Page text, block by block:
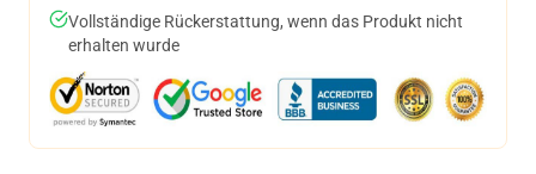
Vollständige Rückerstattung, wenn das Produkt nicht
erhalten wurde